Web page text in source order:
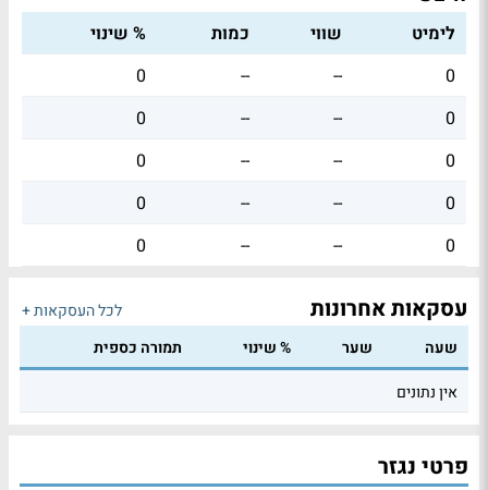
לימיט שווי כמות
% שינוי
0
--
--
0
0
--
--
0
0
--
--
0
0
--
--
0
0
--
--
0
עסקאות אחרונות
לכל העסקאות +
שעה
שער % שינוי
תמורה כספית
אין נתונים
פרטי נגזר